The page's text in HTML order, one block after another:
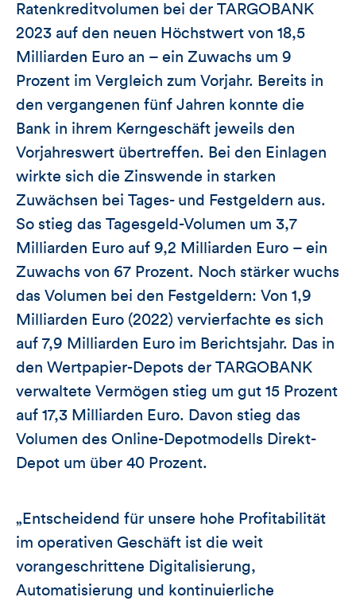
Ratenkreditvolumen bei der TARGOBANK
2023 auf den neuen Höchstwert von 18,5
Milliarden Euro an – ein Zuwachs um 9
Prozent im Vergleich zum Vorjahr. Bereits in
den vergangenen fünf Jahren konnte die
Bank in ihrem Kerngeschäft jeweils den
Vorjahreswert übertreffen. Bei den Einlagen
wirkte sich die Zinswende in starken
Zuwächsen bei Tages- und Festgeldern aus.
So stieg das Tagesgeld-Volumen um 3,7
Milliarden Euro auf 9,2 Milliarden Euro – ein
Zuwachs von 67 Prozent. Noch stärker wuchs
das Volumen bei den Festgeldern: Von 1,9
Milliarden Euro (2022) vervierfachte es sich
auf 7,9 Milliarden Euro im Berichtsjahr. Das in
den Wertpapier-Depots der TARGOBANK
verwaltete Vermögen stieg um gut 15 Prozent
auf 17,3 Milliarden Euro. Davon stieg das
Volumen des Online-Depotmodells Direkt-
Depot um über 40 Prozent.
„Entscheidend für unsere hohe Profitabilität
im operativen Geschäft ist die weit
vorangeschrittene Digitalisierung,
Automatisierung und kontinuierliche